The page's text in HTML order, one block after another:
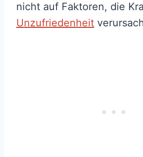
nicht auf Faktoren, die
Unzufriedenheit